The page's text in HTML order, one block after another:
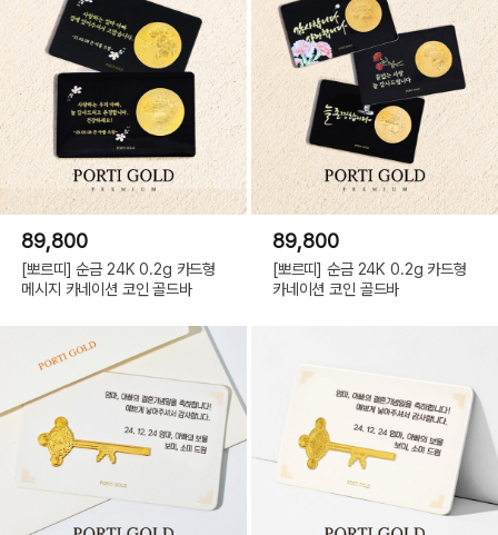
89,800
[뽀르띠] 순금 24K 0.2g 카드형
메시지 카네이션 코인 골드바
89,800
[뽀르띠] 순금 24K 0.2g 카드형
카네이션 코인 골드바